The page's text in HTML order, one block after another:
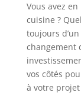
Vous avez
cuisine ?
toujours
changement
vos côtés
à votre